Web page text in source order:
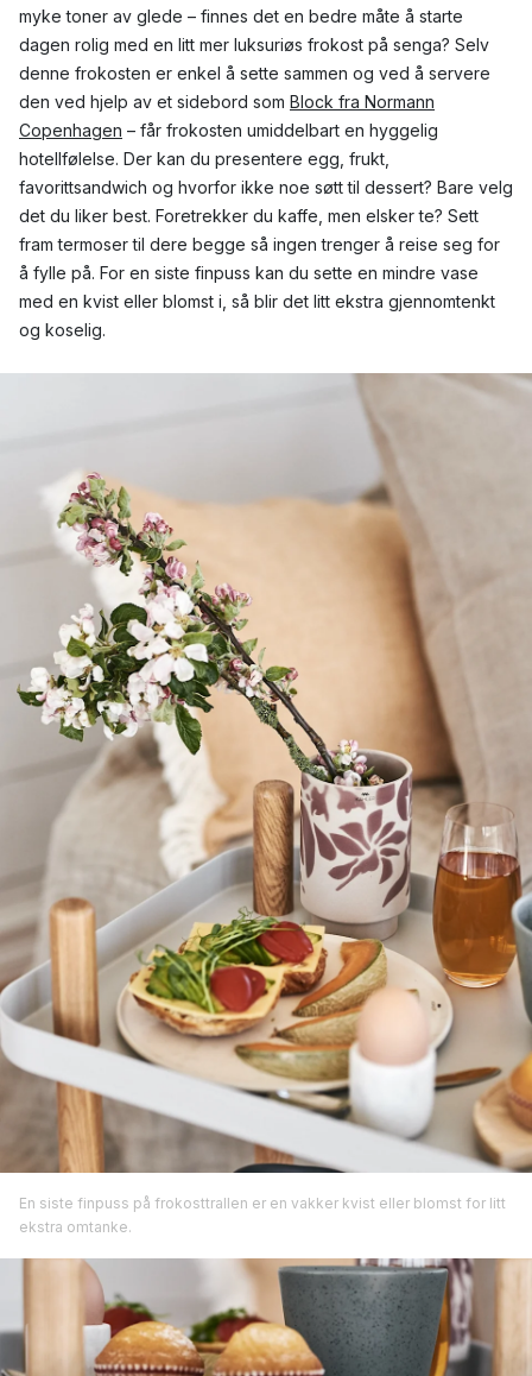
myke toner av glede – finnes det en bedre måte å starte
dagen rolig med en litt mer luksuriøs frokost på senga? Selv
denne frokosten er enkel å sette sammen og ved å servere
den ved hjelp av et sidebord som Block fra Normann
Copenhagen – får frokosten umiddelbart en hyggelig
hotellfølelse. Der kan du presentere egg, frukt,
favorittsandwich og hvorfor ikke noe søtt til dessert? Bare velg
det du liker best. Foretrekker du kaffe, men elsker te? Sett
fram termoser til dere begge så ingen trenger å reise seg for
å fylle på. For en siste finpuss kan du sette en mindre vase
med en kvist eller blomst i, så blir det litt ekstra gjennomtenkt
og koselig.
En siste finpuss på frokosttrallen er en vakker kvist eller blomst for litt
ekstra omtanke.